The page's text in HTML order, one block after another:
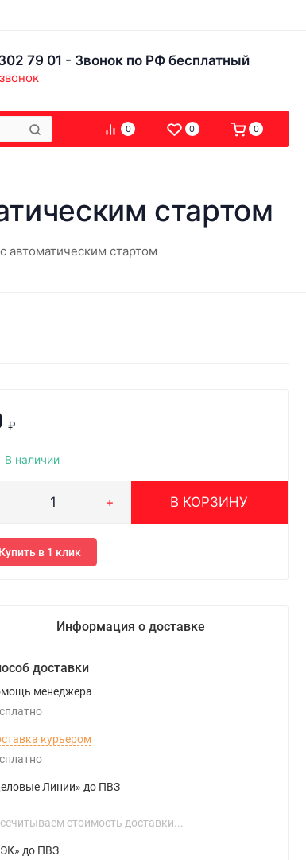
79 01 - Звонок по РФ бесплатный
0 0 0
стартом
автоматическим стартом
₽
В наличии
В КОРЗИНУ
Купить в 1 клик
Информация о доставке
доставки
менеджера
курьером
Линии» до ПВЗ
стоимость доставки...
до ПВЗ